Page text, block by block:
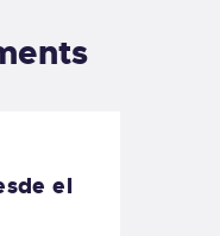
el